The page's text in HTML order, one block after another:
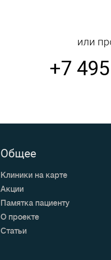
или
+7
Общее
Клиники на карте
Акции
Памятка пациенту
О проекте
Статьи